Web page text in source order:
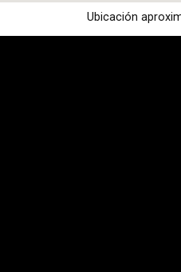
Ubicación